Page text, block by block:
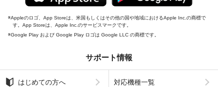
Appleのロゴ、App Storeは、米国もしくはその他の国や地域におけるApple Inc.の商標で
す。App Storeは、Apple Inc.のサービスマークです。
Google Play および Google Play ロゴは Google LLC の商標です。
サポート情報
はじめての方へ 対応機種一覧